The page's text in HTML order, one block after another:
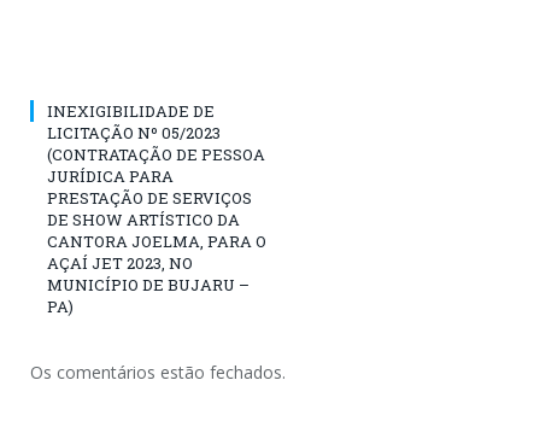
INEXIGIBILIDADE DE
LICITAÇÃO Nº 05/2023
(CONTRATAÇÃO DE PESSOA
JURÍDICA PARA
PRESTAÇÃO DE SERVIÇOS
DE SHOW ARTÍSTICO DA
CANTORA JOELMA, PARA O
AÇAÍ JET 2023, NO
MUNICÍPIO DE BUJARU –
PA)
Os comentários estão fechados.